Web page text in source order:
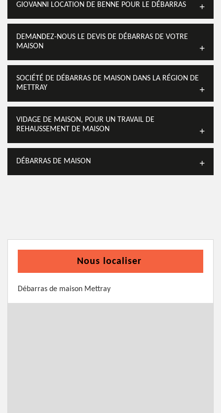
GIOVANNI LOCATION DE BENNE POUR LE DÉBARRAS
DEMANDEZ-NOUS LE DEVIS DE DÉBARRAS DE VOTRE
MAISON
SOCIÉTÉ DE DÉBARRAS DE MAISON DANS LA RÉGION DE
METTRAY
VIDAGE DE MAISON, POUR UN TRAVAIL DE
REHAUSSEMENT DE MAISON
DÉBARRAS DE MAISON
Nous localiser
Débarras de maison Mettray